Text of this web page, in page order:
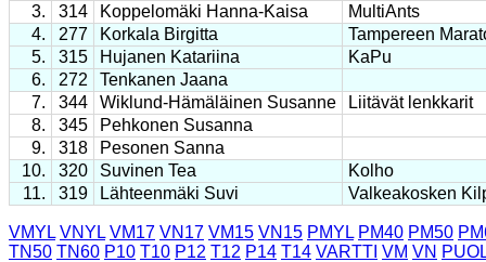
3.
314 Koppelomäki Hanna-Kaisa
MultiAnts
4.
277 Korkala Birgitta
Tampereen
5.
315 Hujanen Katariina
KaPu
6.
272
Tenkanen Jaana
7.
344 Wiklund-Hämäläinen Susanne
Liitävät lenkkarit
8.
345
Pehkonen Susanna
9.
318
Pesonen Sanna
10.
320 Suvinen Tea
Kolho
11.
319 Lähteenmäki Suvi Valkeakosken
VMYL VNYL VM17 VN17 VM15 VN15 PMYL PM40 PM50
TN50 TN60 P10 T10 P12 T12 P14 T14 VARTTI VM VN